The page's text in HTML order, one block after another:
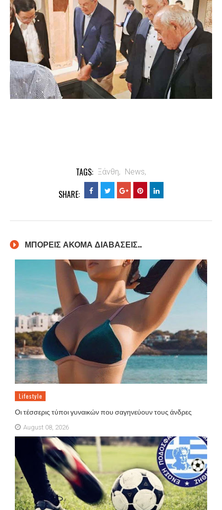
TAGS: Ξάνθη, News,
SHARE:
ΜΠΟΡΕΙΣ ΑΚΟΜΑ ΔΙΑΒΑΣΕΙΣ..
Lifestyle
Οι τέσσερις τύποι γυναικών που σαγηνεύουν τους άνδρες
August 08, 2026